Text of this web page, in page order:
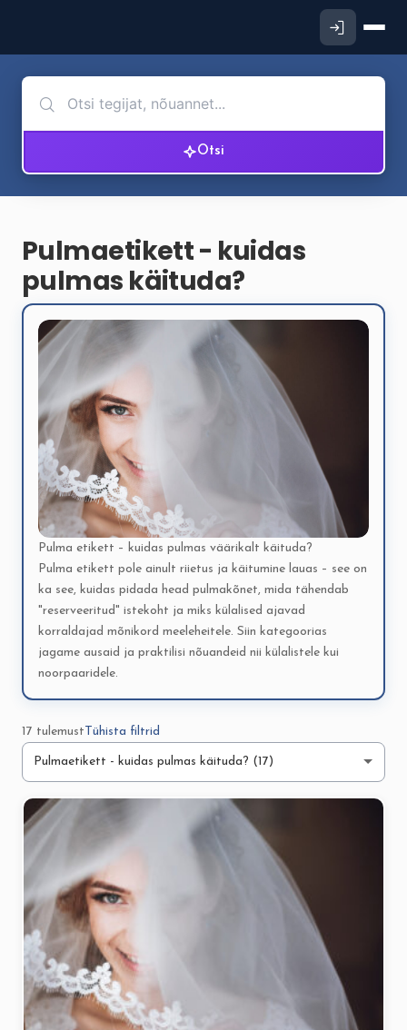
Otsi
Pulmaetikett - kuidas
pulmas käituda?
Pulma etikett – kuidas pulmas väärikalt käituda?
Pulma etikett pole ainult riietus ja käitumine lauas – see on
ka see, kuidas pidada head pulmakõnet, mida tähendab
"reserveeritud" istekoht ja miks külalised ajavad
korraldajad mõnikord meeleheitele. Siin kategoorias
jagame ausaid ja praktilisi nõuandeid nii külalistele kui
noorpaaridele.
17 tulemust Tühista filtrid